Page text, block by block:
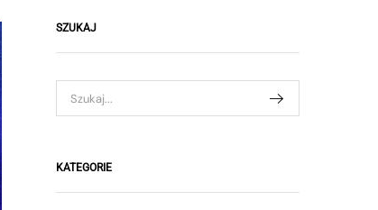
SZUKAJ
KATEGORIE